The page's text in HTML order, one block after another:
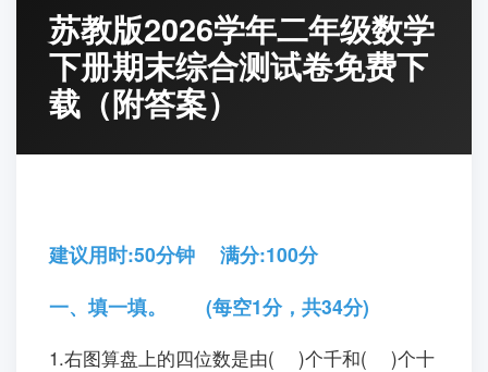
苏教版2026学年二年级数学
下册期末综合测试卷免费下
载（附答案）
建议用时:50分钟 满分:100分
一、填一填。 (每空1分，共34分)
1.右图算盘上的四位数是由( )个千和( )个十